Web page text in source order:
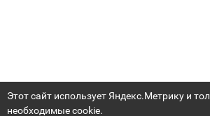
Этот сайт использует Яндекс.Метрику и
необходимые cookie.